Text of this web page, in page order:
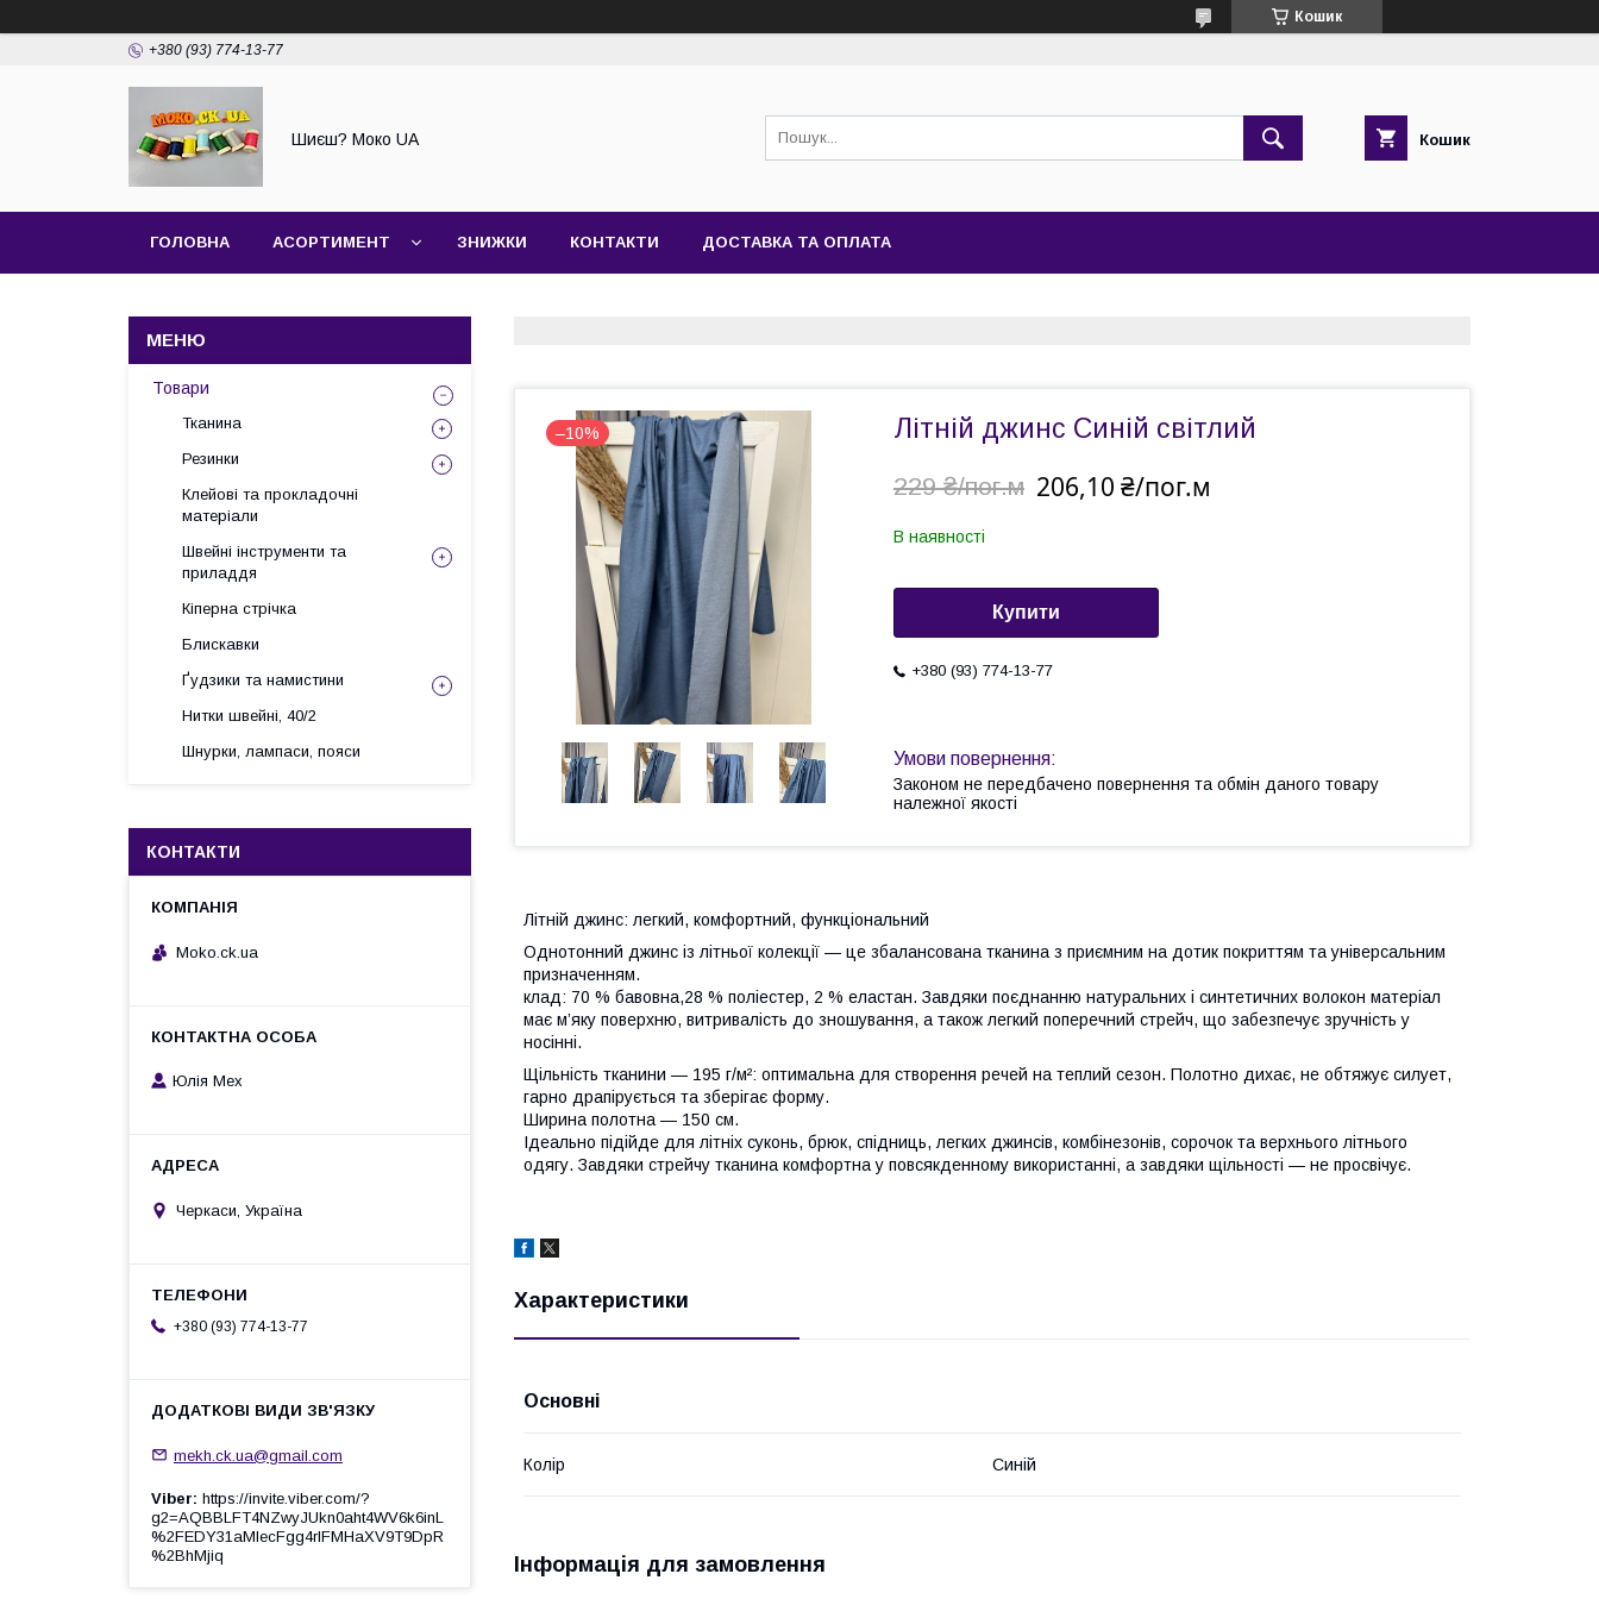
Кошик
+380 (93) 774-13-77
Шиєш? Моко UA Кошик
ГОЛОВНА АСОРТИМЕНТ ЗНИЖКИ КОНТАКТИ ДОСТАВКА ТА ОПЛАТА
–10% Літній джинс Синій світлий
229 ₴/пог.м 206,10 ₴/пог.м
В наявності
Купити
+380 (93) 774-13-77
Законом не передбачено повернення та обмін даного товару
належної якості
Літній джинс: легкий, комфортний, функціональний
Однотонний джинс із літньої колекції — це збалансована тканина з приємним на дотик покриттям та універсальним
призначенням.
клад: 70 % бавовна,28 % поліестер, 2 % еластан. Завдяки поєднанню натуральних і синтетичних волокон матеріал
має м’яку поверхню, витривалість до зношування, а також легкий поперечний стрейч, що забезпечує зручність у
носінні.
Щільність тканини — 195 г/м²: оптимальна для створення речей на теплий сезон. Полотно дихає, не обтяжує силует,
гарно драпірується та зберігає форму.
Ширина полотна — 150 см.
Ідеально підійде для літніх суконь, брюк, спідниць, легких джинсів, комбінезонів, сорочок та верхнього літнього
одягу. Завдяки стрейчу тканина комфортна у повсякденному використанні, а завдяки щільності — не просвічує.
Характеристики
Основні
Колір Синій
Інформація для замовлення
Товари
Тканина
Резинки
Клейові та прокладочні
матеріали
Швейні інструменти та
приладдя
Кіперна стрічка
Блискавки
Ґудзики та намистини
Нитки швейні, 40/2
Шнурки, лампаси, пояси
КОНТАКТИ
Moko.ck.ua
Юлія Мех
Черкаси, Україна
+380 (93) 774-13-77
mekh.ck.ua@gmail.com
Viber https://invite.viber.com/?
g2=AQBBLFT4NZwyJUkn0aht4WV6k6inL
%2FEDY31aMlecFgg4rlFMHaXV9T9DpR
%2BhMjiq